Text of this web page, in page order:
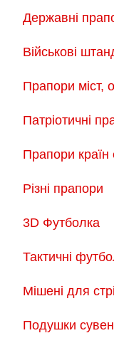
Державні
Військові
Прапори міст,
Патріотичні
Прапори країн
Різні прапори
3D Футболка
Тактичні
Мішені для
Подушки